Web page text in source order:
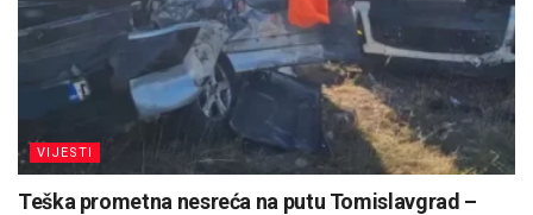
VIJESTI
Teška prometna nesreća na putu Tomislavgrad –